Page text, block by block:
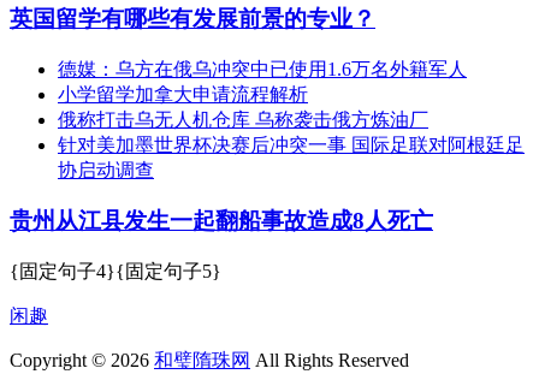
英国留学有哪些有发展前景的专业？
德媒：乌方在俄乌冲突中已使用1.6万名外籍军人
小学留学加拿大申请流程解析
俄称打击乌无人机仓库 乌称袭击俄方炼油厂
针对美加墨世界杯决赛后冲突一事 国际足联对阿根廷足
协启动调查
贵州从江县发生一起翻船事故造成8人死亡
{固定句子4}{固定句子5}
闲趣
Copyright © 2026 和璧隋珠网 All Rights Reserved